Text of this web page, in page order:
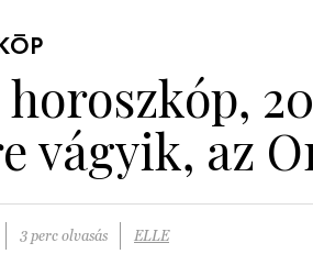
vágyik, az
3 perc olvasás ELLE